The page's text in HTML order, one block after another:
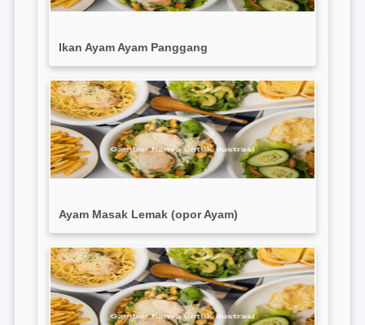
Ikan Ayam Ayam Panggang
Ayam Masak Lemak (opor Ayam)